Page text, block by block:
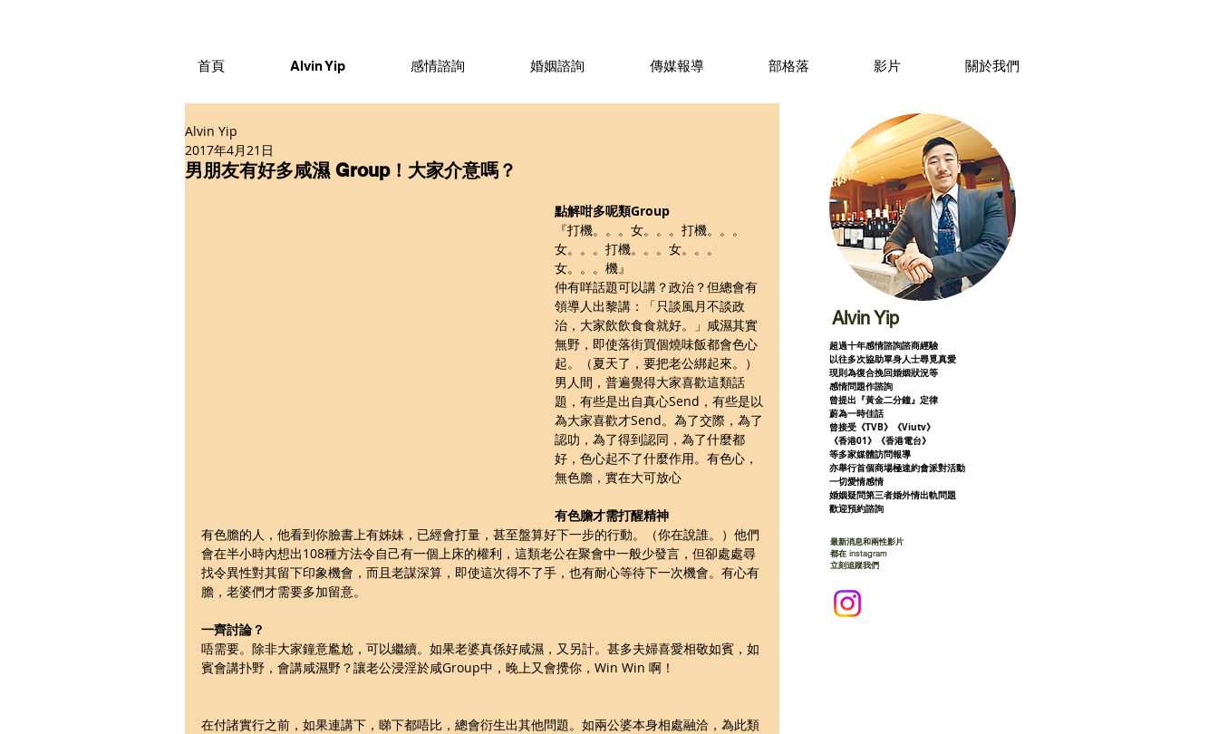
首頁 Alvin Yip 感情諮詢 婚姻諮詢 傳媒報導 部格落 影片 關於我們
男朋友有好多咸濕 Group！大家介意嗎？
Alvin Yip
2017年4月21日
點解咁多呢類Group
『打機。。。女。。。打機。。。
女。。。打機。。。女。。。
女。。。機』
仲有咩話題可以講？政治？但總會有
領導人出黎講：「只談風月不談政
治，大家飲飲食食就好。」咸濕其實
無野，即使落街買個燒味飯都會色心
起。（夏天了，要把老公綁起來。）
男人間，普遍覺得大家喜歡這類話
題，有些是出自真心Send，有些是以
為大家喜歡才Send。為了交際，為了
認叻，為了得到認同，為了什麼都
好，色心起不了什麼作用。有色心，
無色膽，實在大可放心
有色膽才需打醒精神
有色膽的人，他看到你臉書上有姊妹，已經會打量，甚至盤算好下一步的行動。（你在說誰。）他們
會在半小時內想出108種方法令自己有一個上床的權利，這類老公在聚會中一般少發言，但卻處處尋
找令異性對其留下印象機會，而且老謀深算，即使這次得不了手，也有耐心等待下一次機會。有心有
膽，老婆們才需要多加留意。
一齊討論？
唔需要。除非大家鐘意尷尬，可以繼續。如果老婆真係好咸濕，又另計。甚多夫婦喜愛相敬如賓，如
賓會講扑野，會講咸濕野？讓老公浸淫於咸Group中，晚上又會攪你，Win Win 啊！
在付諸實行之前，如果連講下，睇下都唔比，總會衍生出其他問題。如兩公婆本身相處融洽，為此類
Alvin Yip
超過十年感情諮詢諮商經驗
以往多次協助單身人士尋覓真愛
現則為復合挽回婚姻狀況等
感情問題作諮詢
曾提出『黃金二分鐘』定律
蔚為一時佳話
曾接受《TVB》《Viutv》
《香港01》
《香港電台》
等多家媒體訪問報導
亦舉行首個商場極速約會派對活動
一切愛情感情
婚姻疑問第三者婚外情出軌問題
歡迎預約諮詢
最新消息和兩性影片
都在 instagram
立刻追蹤我們